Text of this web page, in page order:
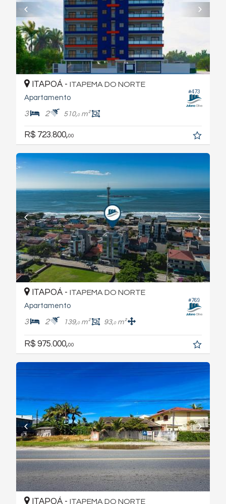
#473
ITAPOÁ - ITAPEMA DO NORTE
Apartamento
3 2 510,0m²
R$ 723.800,00
#769
ITAPOÁ - ITAPEMA DO NORTE
Apartamento
3 2 139,0m² 93,0m²
R$ 975.000,00
ITAPOÁ - ITAPEMA DO NORTE